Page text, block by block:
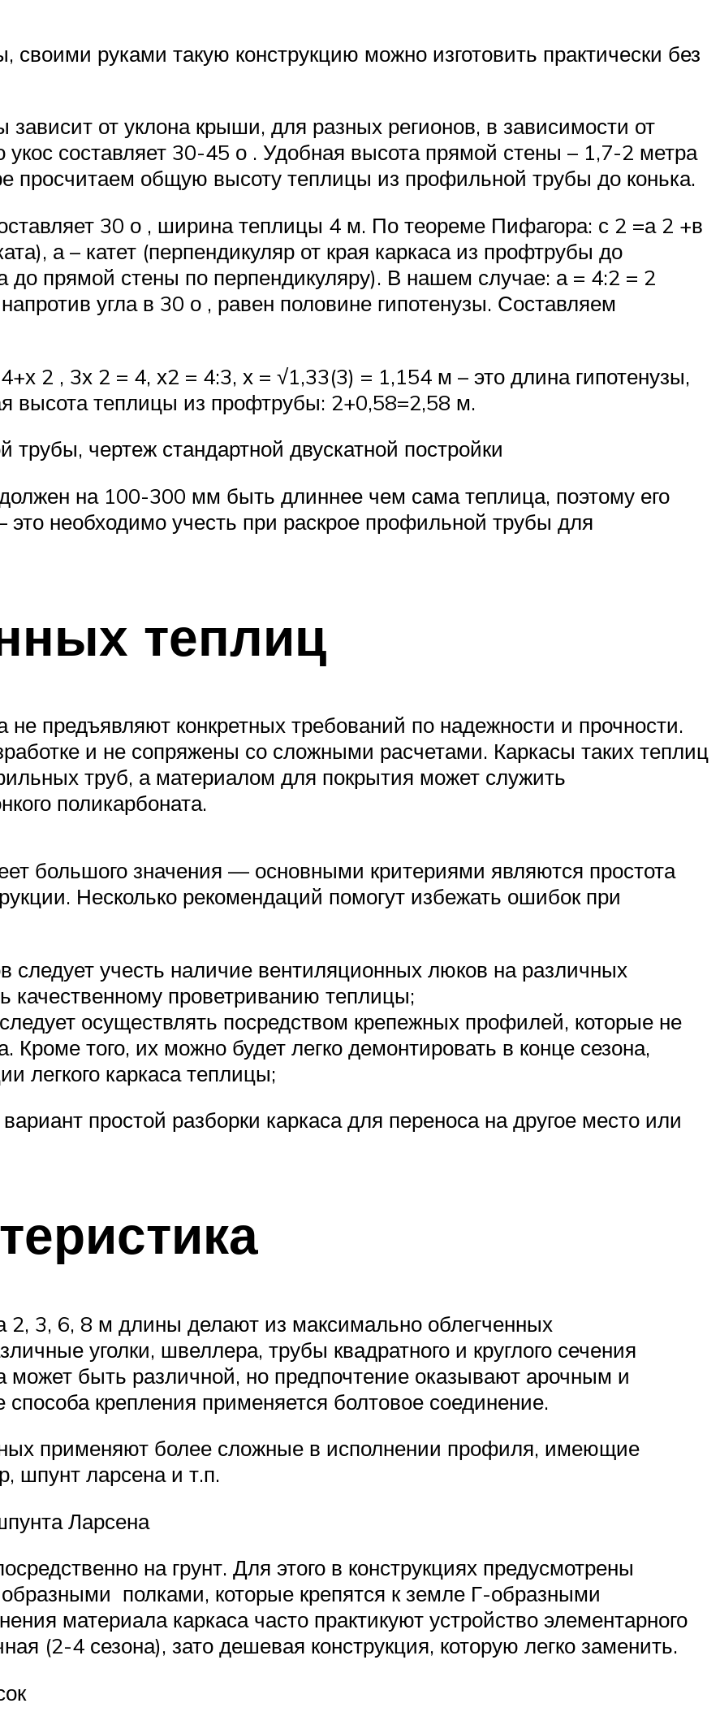
руками такую конструкцию можно изготовить практически без
зависит от уклона крыши, для разных регионов, в зависимости от
укос составляет 30-45 о . Удобная высота прямой стены – 1,7-2 метра
просчитаем общую высоту теплицы из профильной трубы до конька.
30 о , ширина теплицы 4 м. По теореме Пифагора: с 2 =а 2 +в
а – катет (перпендикуляр от края каркаса из профтрубы до
до прямой стены по перпендикуляру). В нашем случае: а = 4:2 = 2
угла в 30 о , равен половине гипотенузы. Составляем
2 , 3х 2 = 4, х2 = 4:3, х = √1,33(3) = 1,154 м – это длина гипотенузы,
высота теплицы из профтрубы: 2+0,58=2,58 м.
чертеж стандартной двускатной постройки
на 100-300 мм быть длиннее чем сама теплица, поэтому его
необходимо учесть при раскрое профильной трубы для
теплиц
не предъявляют конкретных требований по надежности и прочности.
и не сопряжены со сложными расчетами. Каркасы таких теплиц
труб, а материалом для покрытия может служить
поликарбоната.
большого значения — основными критериями являются простота
Несколько рекомендаций помогут избежать ошибок при
следует учесть наличие вентиляционных люков на различных
качественному проветриванию теплицы;
осуществлять посредством крепежных профилей, которые не
Кроме того, их можно будет легко демонтировать в конце сезона,
легкого каркаса теплицы;
простой разборки каркаса для переноса на другое место или
3, 6, 8 м длины делают из максимально облегченных
уголки, швеллера, трубы квадратного и круглого сечения
быть различной, но предпочтение оказывают арочным и
крепления применяется болтовое соединение.
применяют более сложные в исполнении профиля, имеющие
шпунт ларсена и т.п.
Ларсена
на грунт. Для этого в конструкциях предусмотрены
полками, которые крепятся к земле Г-образными
материала каркаса часто практикуют устройство элементарного
(2-4 сезона), зато дешевая конструкция, которую легко заменить.